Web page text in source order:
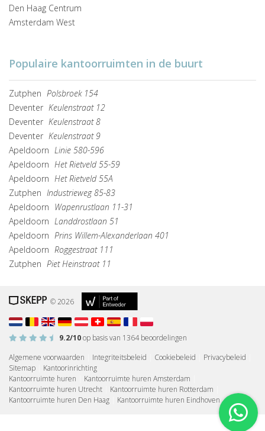
Den Haag Centrum
Amsterdam West
Populaire kantoorruimten in de buurt
Zutphen Polsbroek 154
Deventer Keulenstraat 12
Deventer Keulenstraat 8
Deventer Keulenstraat 9
Apeldoorn Linie 580-596
Apeldoorn Het Rietveld 55-59
Apeldoorn Het Rietveld 55A
Zutphen Industrieweg 85-83
Apeldoorn Wapenrustlaan 11-31
Apeldoorn Landdrostlaan 51
Apeldoorn Prins Willem-Alexanderlaan 401
Apeldoorn Roggestraat 111
Zutphen Piet Heinstraat 11
© 2026
9.2/10op basis van 1364beoordelingen
Algemene voorwaarden
Integriteitsbeleid Cookiebeleid Privacybeleid
Sitemap
Kantoorinrichting
Kantoorruimte huren
Kantoorruimte huren Amsterdam
Kantoorruimte huren Utrecht
Kantoorruimte huren Rotterdam
Kantoorruimte huren Den Haag
Kantoorruimte huren Eindhoven